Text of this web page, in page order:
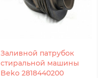
Заливной патрубок
стиральной машины
Beko 2818440200